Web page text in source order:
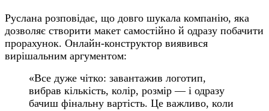
Руслана розповідає, що довго шукала компанію, яка
дозволяє створити макет самостійно й одразу побачити
прорахунок. Онлайн-конструктор виявився
вирішальним аргументом:
«Все дуже чітко: завантажив логотип,
вибрав кількість, колір, розмір — і одразу
бачиш фінальну вартість. Це важливо, коли